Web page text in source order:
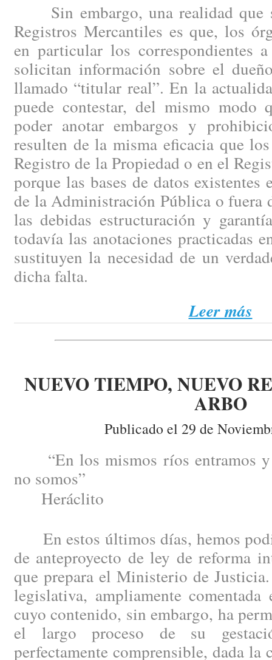
Sin embargo, una realidad que
Registros Mercantiles es que, los
en particular los correspondientes
solicitan información sobre el
llamado “titular real”. En la
puede contestar, del mismo modo
poder anotar embargos y
resulten de la misma eficacia que
Registro de la Propiedad o en el
porque las bases de datos
de la Administración Pública o fuera
las debidas estructuración y
todavía las anotaciones practicadas
sustituyen la necesidad de un
dicha falta.
Leer más
NUEVO TIEMPO, NUEVO
ARBO
Publicado el 29 de
“En los mismos ríos entramos y
no somos”
Heráclito
En estos últimos días, hemos
de anteproyecto de ley de reforma
que prepara el Ministerio de
legislativa, ampliamente
cuyo contenido, sin embargo, ha
el largo proceso de su
perfectamente comprensible, dada